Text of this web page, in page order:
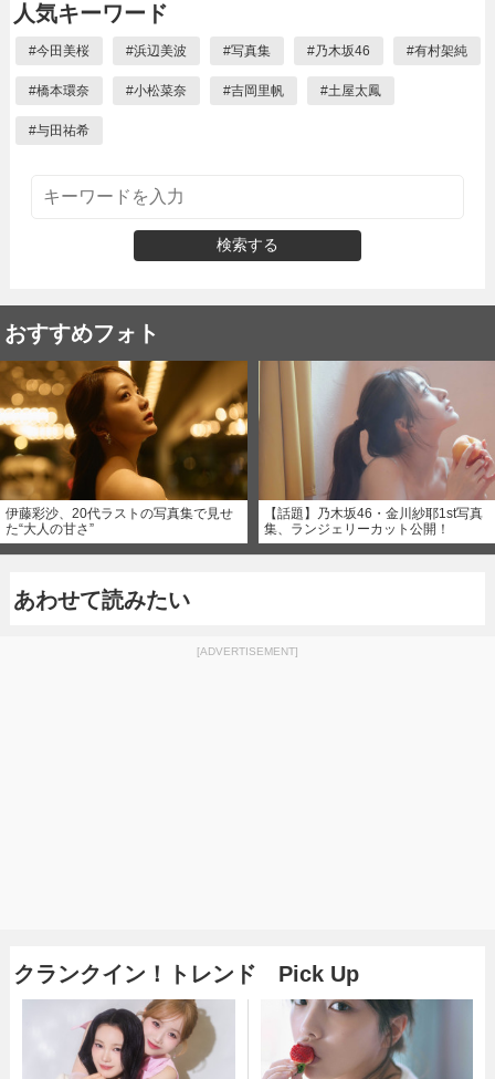
人気キーワード
#今田美桜 #浜辺美波 #写真集 #乃木坂46 #有村架純
#橋本環奈 #小松菜奈 #吉岡里帆 #土屋太鳳
#与田祐希
検索する
おすすめフォト
伊藤彩沙、20代ラストの写真集で見せ
た“大人の甘さ”
【話題】乃木坂46・金川紗耶1st写真
集、ランジェリーカット公開！
あわせて読みたい
[ADVERTISEMENT]
クランクイン！トレンド Pick Up